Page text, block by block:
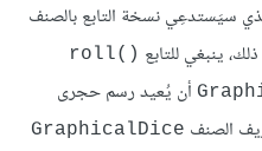
سيَستدعِي نسخة التابع بالصنف
roll()‎
أن يُعيد رسم حجرى
الصنف GraphicalDice